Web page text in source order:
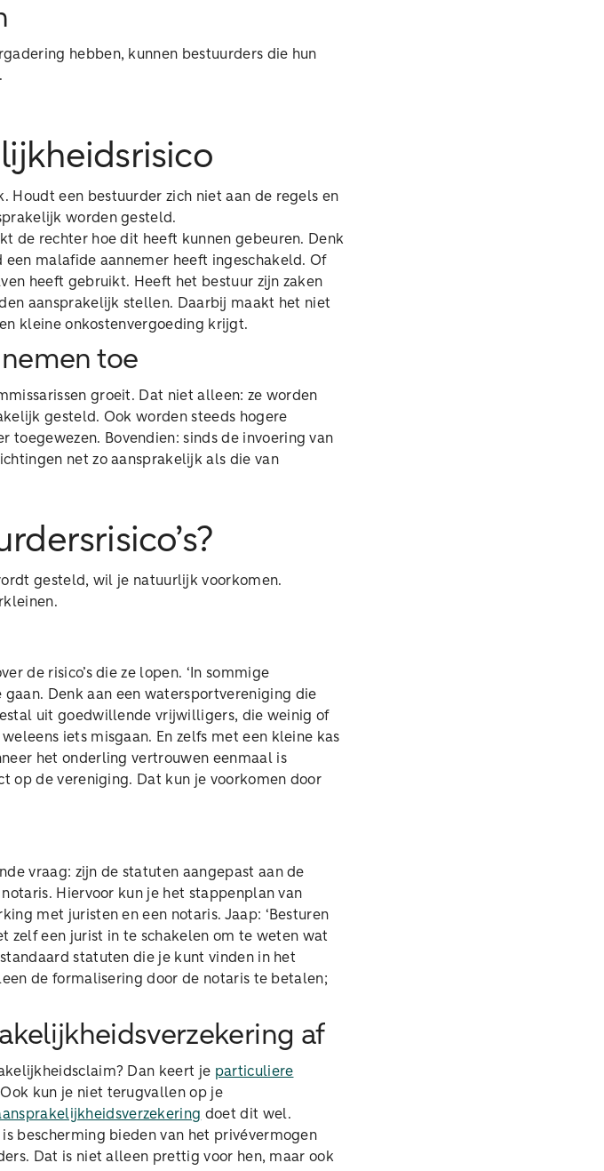
hebben, kunnen bestuurders die hun
Houdt een bestuurder zich niet aan de regels en
worden gesteld.
de rechter hoe dit heeft kunnen gebeuren. Denk
malafide aannemer heeft ingeschakeld. Of
heeft gebruikt. Heeft het bestuur zijn zaken
aansprakelijk stellen. Daarbij maakt het niet
kleine onkostenvergoeding krijgt.
toe
groeit. Dat niet alleen: ze worden
gesteld. Ook worden steeds hogere
toegewezen. Bovendien: sinds de invoering van
net zo aansprakelijk als die van
gesteld, wil je natuurlijk voorkomen.
de risico’s die ze lopen. ‘In sommige
Denk aan een watersportvereniging die
uit goedwillende vrijwilligers, die weinig of
iets misgaan. En zelfs met een kleine kas
het onderling vertrouwen eenmaal is
op de vereniging. Dat kun je voorkomen door
vraag: zijn de statuten aangepast aan de
Hiervoor kun je het stappenplan van
met juristen en een notaris. Jaap: ‘Besturen
zelf een jurist in te schakelen om te weten wat
statuten die je kunt vinden in het
de formalisering door de notaris te betalen;
af
Dan keert je particuliere
kun je niet terugvallen op je
doet dit wel.
bescherming bieden van het privévermogen
Dat is niet alleen prettig voor hen, maar ook